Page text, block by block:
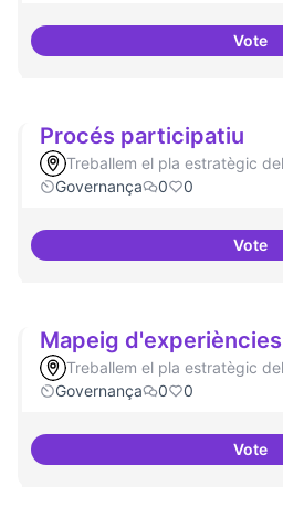
Vote
Procés participatiu
Treballem el pla estratègic
Governança
0 0
Vote
Mapeig d'experiències
Treballem el pla estratègic
Governança
0 0
Vote